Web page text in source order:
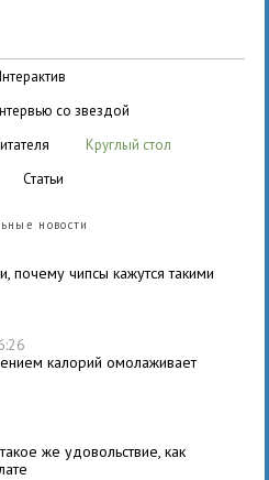
интерактив
интервью со звездой
круглый стол
статьи
новости
почему чипсы кажутся такими
калорий омолаживает
же удовольствие, как